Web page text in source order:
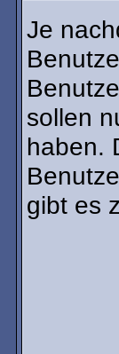
Je
sollen
haben.
gibt es